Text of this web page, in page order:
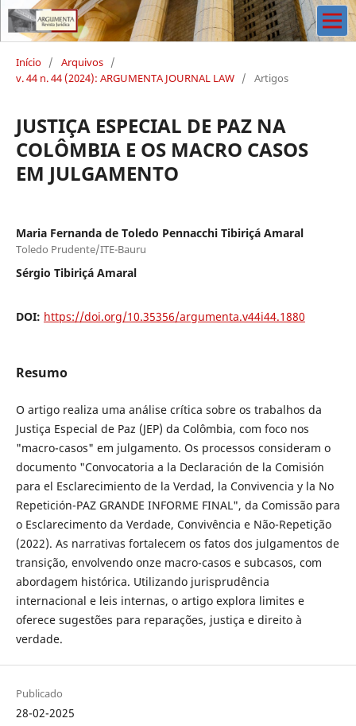
Início / Arquivos /
v. 44 n. 44 (2024): ARGUMENTA JOURNAL LAW / Artigos
JUSTIÇA ESPECIAL DE PAZ NA
COLÔMBIA E OS MACRO CASOS
EM JULGAMENTO
Maria Fernanda de Toledo Pennacchi Tibiriçá Amaral
Toledo Prudente/ITE-Bauru
Sérgio Tibiriçá Amaral
DOI: https://doi.org/10.35356/argumenta.v44i44.1880
Resumo
O artigo realiza uma análise crítica sobre os trabalhos da
Justiça Especial de Paz (JEP) da Colômbia, com foco nos
"macro-casos" em julgamento. Os processos consideram o
documento "Convocatoria a la Declaración de la Comisión
para el Esclarecimiento de la Verdad, la Convivencia y la No
Repetición-PAZ GRANDE INFORME FINAL", da Comissão para
o Esclarecimento da Verdade, Convivência e Não-Repetição
(2022). As narrativas fortalecem os fatos dos julgamentos de
transição, envolvendo onze macro-casos e subcasos, com
abordagem histórica. Utilizando jurisprudência
internacional e leis internas, o artigo explora limites e
oferece sugestões para reparações, justiça e direito à
verdade.
Publicado
28-02-2025